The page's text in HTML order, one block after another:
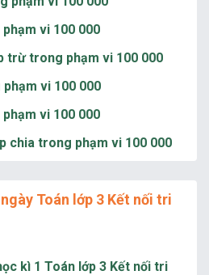
vi 100 000
trừ trong phạm vi 100 000
vi 100 000
vi 100 000
chia trong phạm vi 100 000
Toán lớp 3 Kết nối tri
kì 1 Toán lớp 3 Kết nối tri